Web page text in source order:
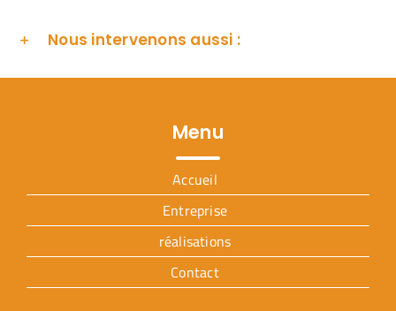
Nous intervenons aussi :
Menu
Accueil
Entreprise
réalisations
Contact